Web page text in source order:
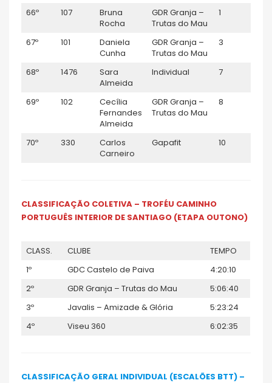
66º 107
Bruna
Rocha
GDR Granja –
Trutas do Mau
1
67º 101
Daniela
Cunha
GDR Granja –
Trutas do Mau
3
68º 1476
Sara
Almeida
Individual 7
69º 102
Cecília
Fernandes
Almeida
GDR Granja –
Trutas do Mau
8
70º 330
Carlos
Carneiro
Gapafit 10
CLASSIFICAÇÃO COLETIVA – TROFÉU CAMINHO
PORTUGUÊS INTERIOR DE SANTIAGO (ETAPA OUTONO)
CLASS. CLUBE
TEMPO
1º
GDC Castelo de Paiva
4:20:10
2º
GDR Granja – Trutas do Mau
5:06:40
3º
Javalis – Amizade & Glória
5:23:24
4º
Viseu 360 6:02:35
CLASSIFICAÇÃO GERAL INDIVIDUAL (ESCALÕES BTT) –